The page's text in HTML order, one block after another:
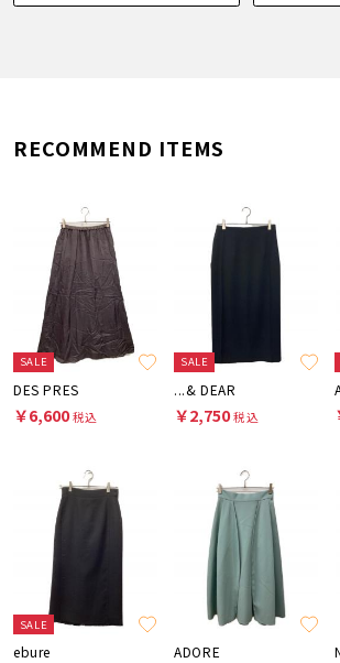
RECOMMEND ITEMS
SALE
DES PRES
￥6,600税込
SALE
...& DEAR
￥2,750税込
SALE
ebure ADORE